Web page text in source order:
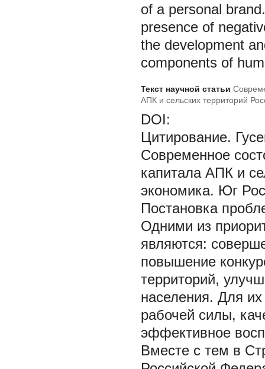
of a personal
presence of
the development
components of
Текст научной статьи
АПК и сельских территорий
DOI:
Цитирование.
Современное
капитала АПК и
экономика. Юг
Постановка
Одними из
являются:
повышение
территорий,
населения. Для
рабочей силы,
эффективное
Вместе с тем в